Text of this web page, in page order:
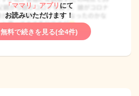
「ママリ」アプリ にて
お読みいただけます！
無料で続きを見る(全4件)